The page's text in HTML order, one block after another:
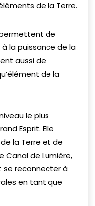
de la Terre.
de
la puissance de la
aussi de
de la
le plus
Esprit. Elle
la Terre et de
Canal de Lumière,
se reconnecter à
en tant que